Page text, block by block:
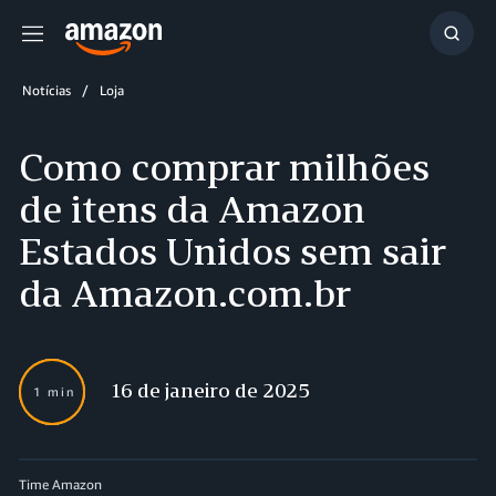
Menu
Notícias Loja
Como comprar milhões
de itens da Amazon
Estados Unidos sem sair
da Amazon.com.br
1 min 16 de janeiro de 2025
Time Amazon